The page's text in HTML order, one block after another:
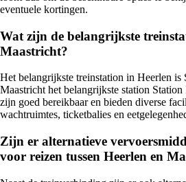
eventuele kortingen.
Wat zijn de belangrijkste
Maastricht?
Het belangrijkste treinstation in Heerlen
Maastricht het belangrijkste station
zijn goed bereikbaar en bieden diverse
wachtruimtes, ticketbalies en
Zijn er alternatieve
voor reizen tussen Heerlen en